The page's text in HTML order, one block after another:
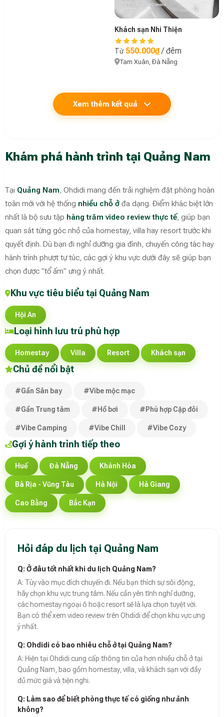
Khách sạn Nhi Thiện
Từ 550.000₫/ đêm
Tam Xuân, Đà Nẵng
Xem thêm kết quả
Khám phá hành trình tại Quảng Nam
Tại Quảng Nam, Ohdidi mang đến trải nghiệm đặt phòng hoàn
toàn mới với hệ thống nhiều chỗ ở đa dạng. Điểm khác biệt lớn
nhất là bộ sưu tập hàng trăm video review thực tế, giúp bạn
quan sát từng góc nhỏ của homestay, villa hay resort trước khi
quyết định. Dù bạn đi nghỉ dưỡng gia đình, chuyến công tác hay
hành trình phượt tự túc, các gợi ý khu vực dưới đây sẽ giúp bạn
chọn được "tổ ấm" ưng ý nhất.
Khu vực tiêu biểu tại Quảng Nam
Hội An
Loại hình lưu trú phù hợp
Homestay Villa Resort Khách sạn
Chủ đề nổi bật
#Gần Sân bay #Vibe mộc mạc
#Gần Trung tâm #Hồ bơi #Phù hợp Cặp đôi
#Vibe Camping #Vibe Chill #Vibe Cozy
Gợi ý hành trình tiếp theo
Huế Đà Nẵng Khánh Hòa
Bà Rịa - Vũng Tàu Hà Nội Hà Giang
Cao Bằng Bắc Kạn
Hỏi đáp du lịch tại Quảng Nam
Q: Ở đâu tốt nhất khi du lịch Quảng Nam?
A: Tùy vào mục đích chuyến đi. Nếu bạn thích sự sôi động,
hãy chọn khu vực trung tâm. Nếu cần yên tĩnh nghỉ dưỡng,
các homestay ngoại ô hoặc resort sẽ là lựa chọn tuyệt vời.
Bạn có thể xem video review trên Ohdidi để chọn khu vực ưng
ý nhất.
Q: Ohdidi có bao nhiêu chỗ ở tại Quảng Nam?
A: Hiện tại Ohdidi cung cấp thông tin của hơn nhiều chỗ ở tại
Quảng Nam, bao gồm homestay, villa, và khách sạn với đầy
đủ mức giá và tiện nghi.
Q: Làm sao để biết phòng thực tế có giống như ảnh
không?